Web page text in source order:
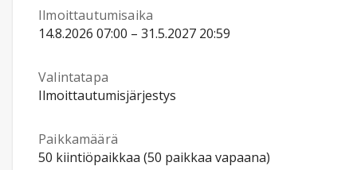
Ilmoittautumisaika
14.8.2026 07:00 – 31.5.2027 20:59
Valintatapa
Ilmoittautumisjärjestys
Paikkamäärä
50 kiintiöpaikkaa (50 paikkaa vapaana)